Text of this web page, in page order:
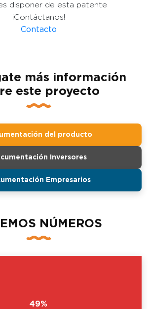
disponer de esta patente
¡Contáctanos!
Contacto
más información
este proyecto
del producto
Inversores
Empresarios
NÚMEROS
49%